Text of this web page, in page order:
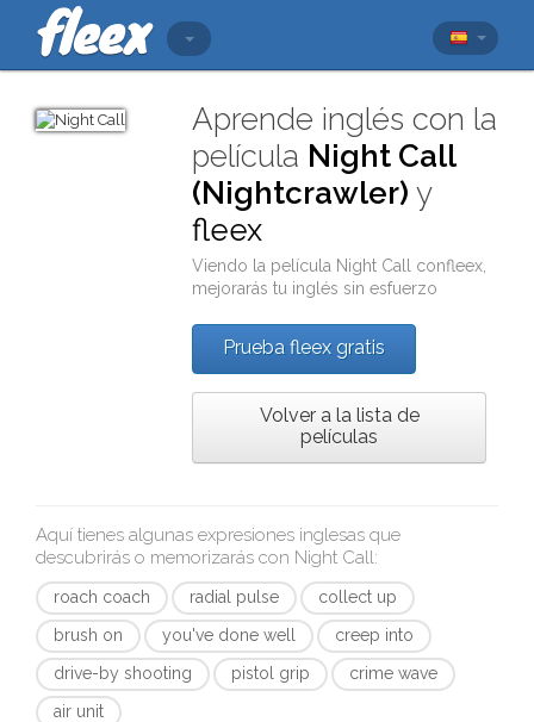
Aprende inglés con la
película Night Call
(Nightcrawler) y
fleex
Viendo la película Night Call confleex
mejorarás tu inglés sin esfuerzo
Prueba fleex gratis
Volver a la lista de
películas
Aquí tienes algunas expresiones inglesas que
descubrirás o memorizarás con Night Call:
roach coach radial pulse
collect up
brush on
you've done well
creep into
drive-by shooting
pistol grip
crime wave
air unit